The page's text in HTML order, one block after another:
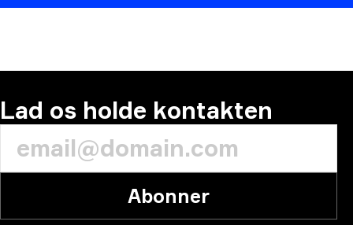
Lad os holde kontakten
Abonner